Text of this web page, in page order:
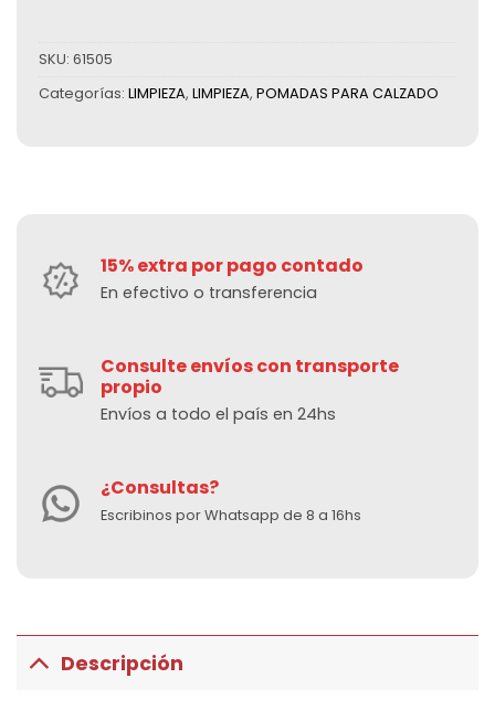
SKU: 61505
Categorías: LIMPIEZA, LIMPIEZA, POMADAS PARA CALZADO
15% extra por pago contado
En efectivo o transferencia
Consulte envíos con transporte
propio
Envíos a todo el país en 24hs
¿Consultas?
Escribinos por Whatsapp de 8 a 16hs
Descripción